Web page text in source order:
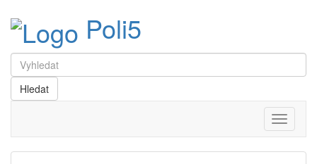
Poli5
Menu